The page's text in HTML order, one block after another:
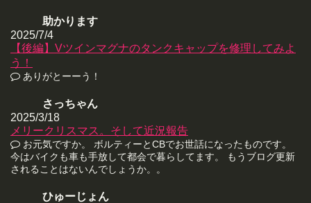
助かります
2025/7/4
【後編】Vツインマグナのタンクキャップを修理してみよ
う！
ありがとーーう！
さっちゃん
2025/3/18
メリークリスマス。そして近況報告
お元気ですか。 ボルティーとCBでお世話になったものです。
今はバイクも車も手放して都会で暮らしてます。 もうブログ更新
されることはないんでしょうか。。
ひゅーじょん